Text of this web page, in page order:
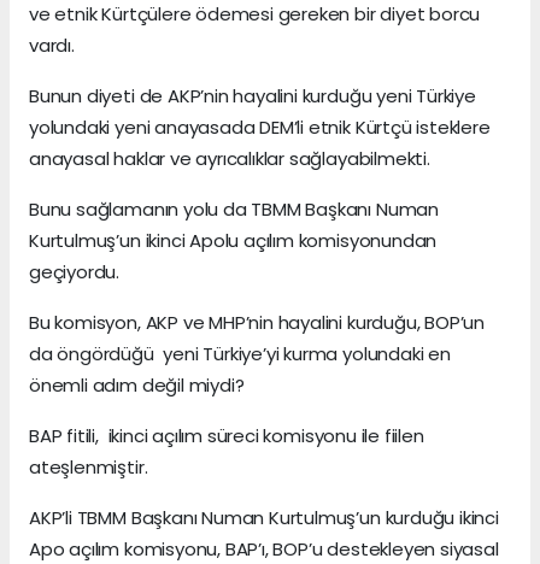
ve etnik Kürtçülere ödemesi gereken bir diyet borcu
vardı.
Bunun diyeti de AKP’nin hayalini kurduğu yeni Türkiye
yolundaki yeni anayasada DEM’li etnik Kürtçü isteklere
anayasal haklar ve ayrıcalıklar sağlayabilmekti.
Bunu sağlamanın yolu da TBMM Başkanı Numan
Kurtulmuş’un ikinci Apolu açılım komisyonundan
geçiyordu.
Bu komisyon, AKP ve MHP’nin hayalini kurduğu, BOP’un
da öngördüğü yeni Türkiye’yi kurma yolundaki en
önemli adım değil miydi?
BAP fitili, ikinci açılım süreci komisyonu ile fiilen
ateşlenmiştir.
AKP’li TBMM Başkanı Numan Kurtulmuş’un kurduğu ikinci
Apo açılım komisyonu, BAP’ı, BOP’u destekleyen siyasal